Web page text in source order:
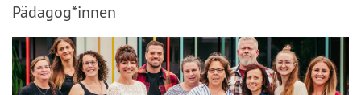
Pädagog*innen